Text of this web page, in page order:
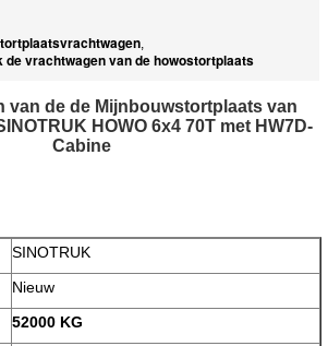
,
de vrachtwagen van de howostortplaats
van de de Mijnbouwstortplaats van
HOWO 6x4 70T met HW7D-
Cabine
SINOTRUK
Nieuw
52000 KG